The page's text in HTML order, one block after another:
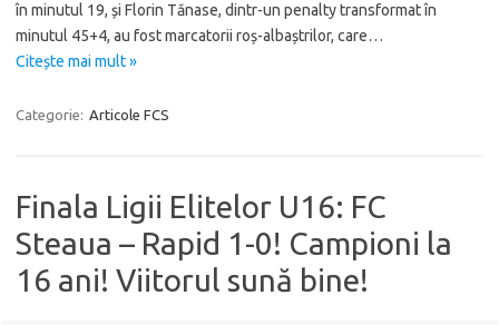
în minutul 19, și Florin Tănase, dintr-un penalty transformat în
minutul 45+4, au fost marcatorii roș-albaștrilor, care…
Citește mai mult »
Categorie: Articole FCS
Finala Ligii Elitelor U16: FC
Steaua – Rapid 1-0! Campioni la
16 ani! Viitorul sună bine!